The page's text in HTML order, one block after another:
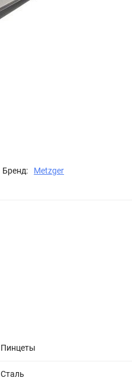
Бренд: Metzger
Пинцеты
Сталь